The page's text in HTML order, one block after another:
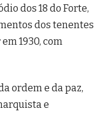
dos 18 do Forte,
dos tenentes
1930, com
ordem e da paz,
e